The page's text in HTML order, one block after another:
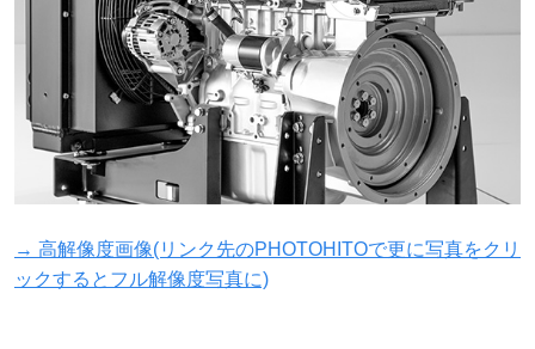
→ 高解像度画像(リンク先のPHOTOHITOで更に写真をクリ
ックするとフル解像度写真に)